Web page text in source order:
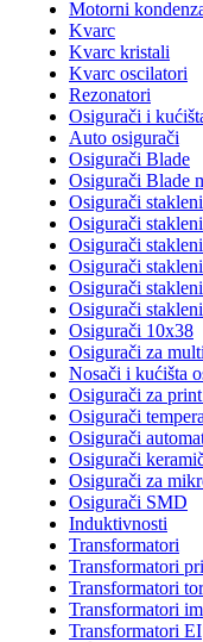
Motorni
Kvarc
Kvarc kristali
Kvarc oscilatori
Rezonatori
Osigurači i
Auto osigurači
Osigurači Blade
Osigurači Blade
Osigurači
Osigurači
Osigurači
Osigurači
Osigurači
Osigurači
Osigurači 10x38
Osigurači za
Nosači i kućišta
Osigurači za
Osigurači
Osigurači
Osigurači
Osigurači za
Osigurači SMD
Induktivnosti
Transformatori
Transformatori
Transformatori
Transformatori
Transformatori EI